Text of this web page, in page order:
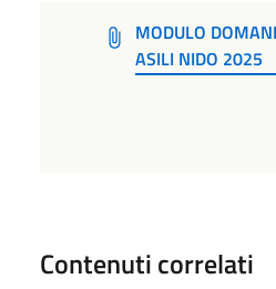
MODULO
ASILI NIDO 2025
Contenuti correlati